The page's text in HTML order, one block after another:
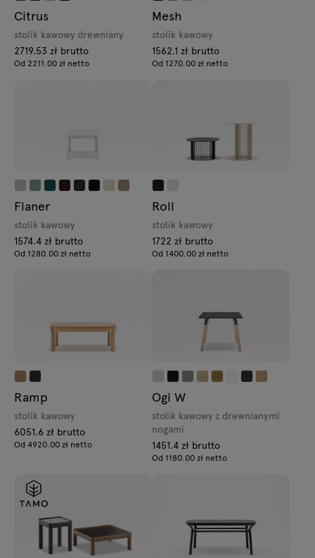
Citrus
stolik kawowy drewniany
2719.53 zł brutto
Od 2211.00 zł netto
Mesh
stolik kawowy
1562.1 zł brutto
Od 1270.00 zł netto
Flaner
stolik kawowy
1574.4 zł brutto
Od 1280.00 zł netto
Roll
stolik kawowy
1722 zł brutto
Od 1400.00 zł netto
Ramp
stolik kawowy
6051.6 zł brutto
Od 4920.00 zł netto
Ogi W
stolik kawowy z drewnianymi
nogami
1451.4 zł brutto
Od 1180.00 zł netto